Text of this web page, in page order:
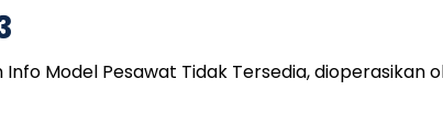
Model Pesawat Tidak Tersedia, dioperasikan